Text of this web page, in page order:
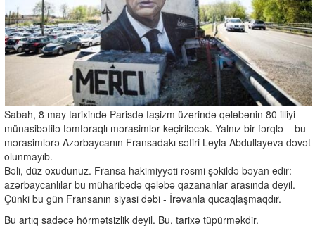
Sabah, 8 may tarixində Parisdə faşizm üzərində qələbənin 80 illiyi
münasibətilə təmtəraqlı mərasimlər keçiriləcək. Yalnız bir fərqlə – bu
mərasimlərə Azərbaycanın Fransadakı səfiri Leyla Abdullayeva dəvət
olunmayıb.
Bəli, düz oxudunuz. Fransa hakimiyyəti rəsmi şəkildə bəyan edir:
azərbaycanlılar bu müharibədə qələbə qazananlar arasında deyil.
Çünki bu gün Fransanın siyasi dəbi - İrəvanla qucaqlaşmaqdır.
Bu artıq sadəcə hörmətsizlik deyil. Bu, tarixə tüpürməkdir.